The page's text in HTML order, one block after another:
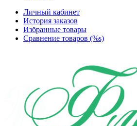
Личный кабинет
История заказов
Избранные товары
Сравнение товаров (%s)